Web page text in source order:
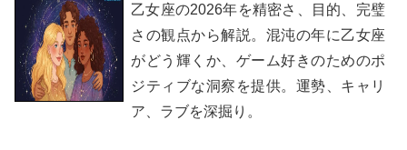
乙女座の2026年を精密さ、目的、完璧
さの観点から解説。混沌の年に乙女座
がどう輝くか、ゲーム好きのためのポ
ジティブな洞察を提供。運勢、キャリ
ア、ラブを深掘り。